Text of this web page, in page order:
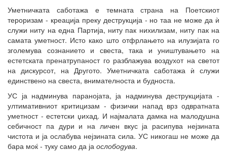
Уметничката саботажа е темната страна на Поетскиот
тероризам - креација преку деструкција - но таа не може да ѝ
служи ниту на една Партија, ниту пак нихилизам, ниту пак на
самата уметност. Исто како што отфрлањето на илузијата го
зголемува сознанието и свеста, така и уништувањето на
естетската пренатрупаност го разблажува воздухот на светот
на дискурсот, на Другото. Уметничката саботажа ѝ служи
единствено на свеста, внимателноста и будноста.
УС ја надминува паранојата, ја надминува деструкцијата -
ултимативниот критицизам - физички напад врз одвратната
уметност - естетски џихад. И најмалата дамка на малодушна
себичност па дури и на личен вкус ја расипува нејзината
чистота и ја ослабува нејзината сила. УС никогаш не може да
бара моќ - туку само да ја ослободува.